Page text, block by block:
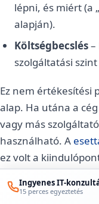
lépni, és miért (a
alapján).
Költségbecslés–
szolgáltatási
Ez nem értékesítési
alap. Ha utána a
vagy más
használható. A
ez volt a
megmutatta, hol áll
született meg az
Ingyenes IT-
15 perces egyeztetés